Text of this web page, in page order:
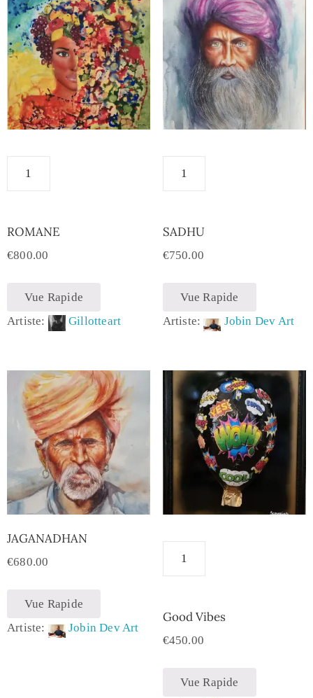
ROMANE
€800.00
Vue Rapide
Artiste:
Gillotteart
SADHU
€750.00
Vue Rapide
Artiste:
Jobin Dev Art
JAGANADHAN
€680.00
Vue Rapide
Artiste:
Jobin Dev Art
Good Vibes
€450.00
Vue Rapide